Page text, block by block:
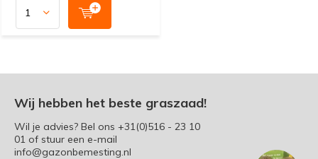
Wij hebben het beste graszaad!
Wil je advies? Bel ons +31(0)516 - 23 10
01 of stuur een e-mail
info@gazonbemesting.nl